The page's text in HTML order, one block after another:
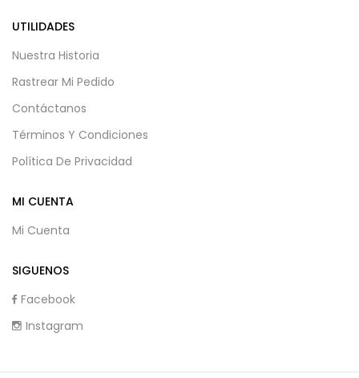
UTILIDADES
Nuestra Historia
Rastrear Mi Pedido
Contáctanos
Términos Y Condiciones
Política De Privacidad
MI CUENTA
Mi Cuenta
SIGUENOS
Facebook
Instagram